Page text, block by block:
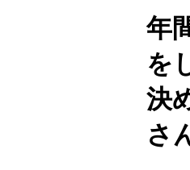
年
を
決
さ